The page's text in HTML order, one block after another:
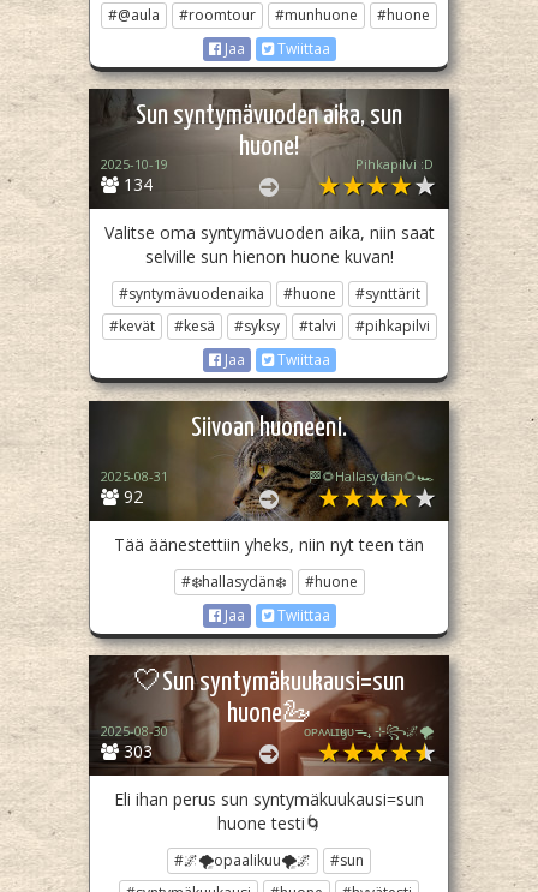
#@aula #roomtour #munhuone
#huone
Jaa
Twiittaa
Sun syntymävuoden aika, sun
huone!
134
2025-10-19 Pihkapilvi :D
Valitse oma syntymävuoden aika, niin saat
selville sun hienon huone kuvan!
#syntymävuodenaika #huone
#synttärit
#kevät
#kesä #syksy #talvi
#pihkapilvi
Jaa
Twiittaa
Siivoan huoneeni.
92
2025-08-31 🏁🌻Hallasydän🌻🏎️
Tää äänestettiin yheks, niin nyt teen tän
#❄️hallasydän❄️
#huone
Jaa
Twiittaa
🤍Sun syntymäkuukausi=sun
huone🦢
303
2025-08-30 ᴏᴘᴀᴀʟɪӄᴜᴜᯓ₊ ⊹꧂🌌🌪
Eli ihan perus sun syntymäkuukausi=sun
huone testi🌀
#🌌🌪opaalikuu🌪🌌
#sun